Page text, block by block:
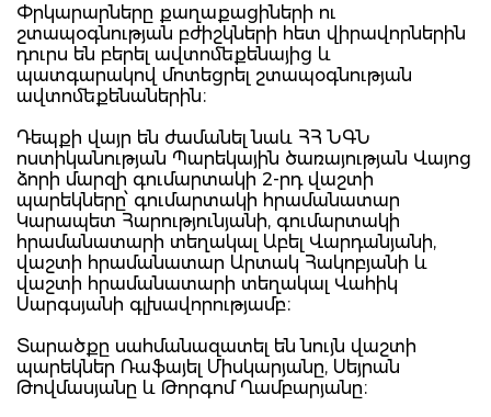
Փրկարարները քաղաքացիների ու
շտապօգնության բժիշկների հետ վիրավորներին
դուրս են բերել ավտոմեքենայից և
պատգարակով մոտեցրել շտապօգնության
ավտոմեքենաներին։
Դեպքի վայր են ժամանել նաև ՀՀ ՆԳՆ
ոստիկանության Պարեկային ծառայության Վայոց
ձորի մարզի գումարտակի 2-րդ վաշտի
պարեկները՝ գումարտակի հրամանատար
Կարապետ Հարությունյանի, գումարտակի
հրամանատարի տեղակալ Աբել Վարդանյանի,
վաշտի հրամանատար Արտակ Հակոբյանի և
վաշտի հրամանատարի տեղակալ Վահիկ
Սարգսյանի գլխավորությամբ։
Տարածքը սահմանազատել են նույն վաշտի
պարեկներ Ռաֆայել Միսկարյանը, Սեյրան
Թովմասյանը և Թորգոմ Ղամբարյանը։